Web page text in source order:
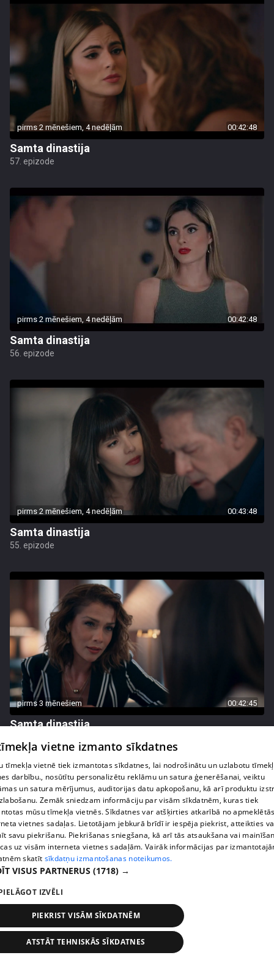
pirms 2 mēnešiem, 4 nedēļām 00:42:48
Samta dinastija
57. epizode
pirms 2 mēnešiem, 4 nedēļām 00:42:48
Samta dinastija
56. epizode
pirms 2 mēnešiem, 4 nedēļām 00:43:48
Samta dinastija
55. epizode
pirms 3 mēnešiem 00:42:45
Samta dinastija
pirms 3 mēnešiem
Samta dinastija
53. epizode
vietne izmanto sīkdatnes
tīmekļa vietnē tiek izmantotas sīkdatnes, lai nodrošinātu un uzlabotu
darbību., nosūtītu personalizētu reklāmu un satura ģenerēšanai, veiktu
un satura mērījumus, auditorijas datu apkopošanu, kā arī produktu
Zemāk sniedzam informāciju par visām sīkdatnēm, kuras tiek
mūsu tīmekļa vietnēs. Sīkdatnes var atšķirties atkarībā no
vietnes sadaļas. Lietotājam jebkurā brīdī ir iespēja piekrist, atteikties
savu piekrišanu. Piekrišanas sniegšana, kā arī tās atsaukšana vai
uz visām interneta vietnes sadaļām. Vairāk informācijas par
skatīt sīkdatņu izmantošanas noteikumos.
VISUS PARTNERUS (1718) →
IZVĒLI
PIEKRIST VISĀM SĪKDATNĒM
ATSTĀT TEHNISKĀS SĪKDATNES